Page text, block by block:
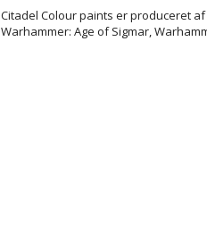
Citadel Colour paints er produceret
Warhammer: Age of Sigmar,